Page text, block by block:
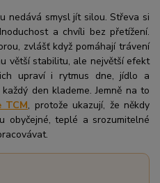
nedává smysl jít silou. Střeva si
a chvíli bez přetížení.
zvlášť když pomáhají trávení
větší stabilitu, ale největší efekt
upraví i rytmus dne, jídlo a
den klademe. Jemně na to
TCM, protože ukazují, že někdy
obyčejné, teplé a srozumitelné